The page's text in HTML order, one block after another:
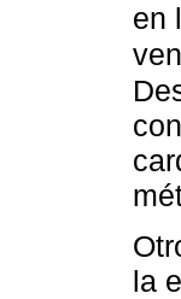
en
la